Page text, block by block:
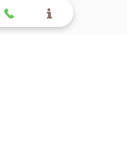
estudiantes!